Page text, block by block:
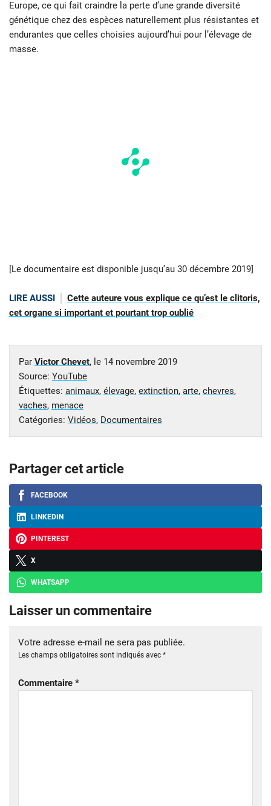
Europe, ce qui fait craindre la perte d’une grande diversité
génétique chez des espèces naturellement plus résistantes et
endurantes que celles choisies aujourd’hui pour l’élevage de
masse.
[Le documentaire est disponible jusqu’au 30 décembre 2019]
LIRE AUSSI
Cette auteure vous explique ce qu’est le clitoris,
cet organe si important et pourtant trop oublié
Par Victor Chevet, le 14 novembre 2019
Source: YouTube
Étiquettes: animaux, élevage, extinction, arte, chevres,
vaches, menace
Catégories: Vidéos, Documentaires
Partager cet article
FACEBOOK
LINKEDIN
PINTEREST
X
WHATSAPP
Laisser un commentaire
Votre adresse e-mail ne sera pas publiée.
Les champs obligatoires sont indiqués avec *
Commentaire *